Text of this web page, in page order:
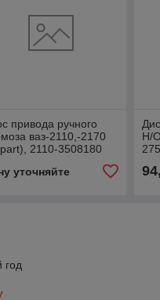
привода ручного
ваз-2110,-2170
2110-3508180
уточняйте
Н/
год